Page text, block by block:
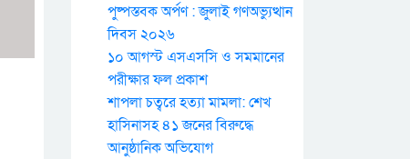
পুষ্পস্তবক অর্পণ : জুলাই গণঅভ্যুত্থান
দিবস ২০২৬
১০ আগস্ট এসএসসি ও সমমানের
পরীক্ষার ফল প্রকাশ
শাপলা চত্বরে হত্যা মামলা: শেখ
হাসিনাসহ ৪১ জনের বিরুদ্ধে
আনুষ্ঠানিক অভিযোগ